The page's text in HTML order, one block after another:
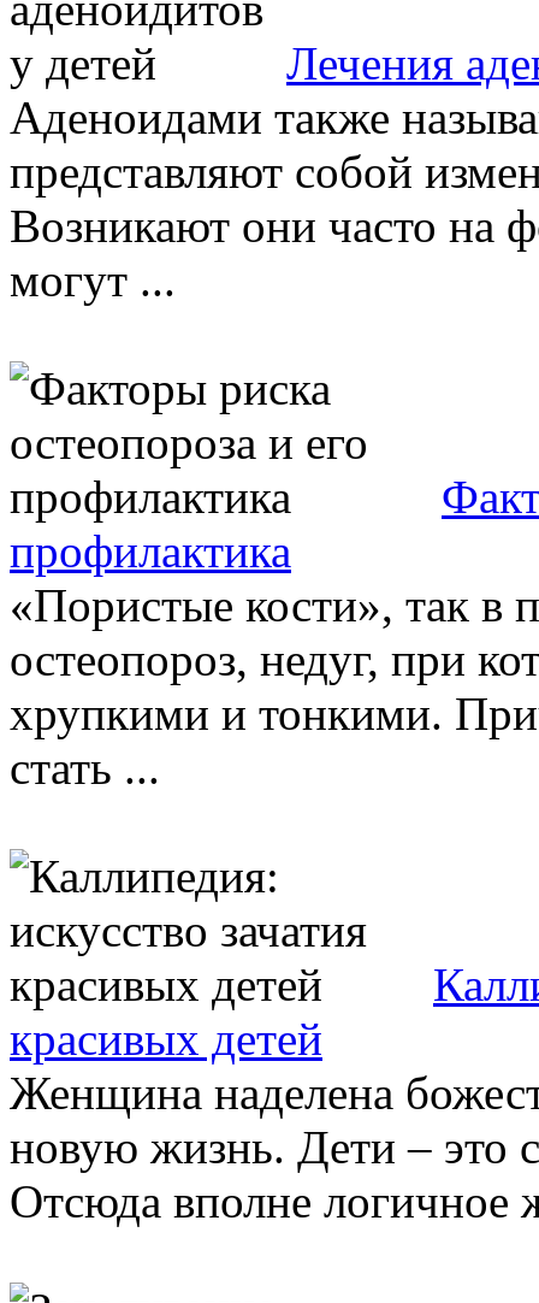
Лечения
Аденоидами также
представляют собой
Возникают они часто на
могут ...
профилактика
«Пористые кости», так в
остеопороз, недуг, при
хрупкими и тонкими.
стать ...
красивых детей
Женщина наделена
новую жизнь. Дети – это
Отсюда вполне логичное